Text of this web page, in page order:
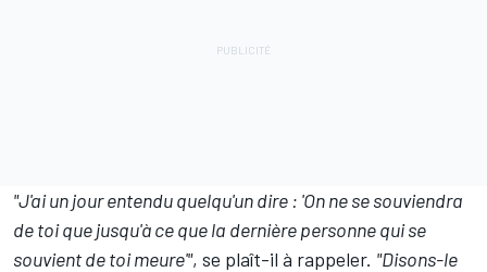
"J'ai un jour entendu quelqu'un dire : 'On ne se souviendra
de toi que jusqu'à ce que la dernière personne qui se
souvient de toi meure'", se plaît-il à rappeler. "Disons-le